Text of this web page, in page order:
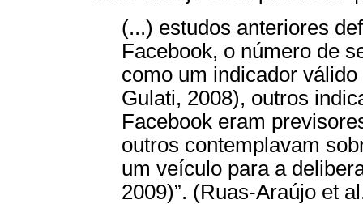
(...) estudos anteriores
Facebook, o número de
como um indicador
Gulati, 2008), outros
Facebook eram
outros contemplavam
um veículo para a
2009)”. (Ruas-Araújo et